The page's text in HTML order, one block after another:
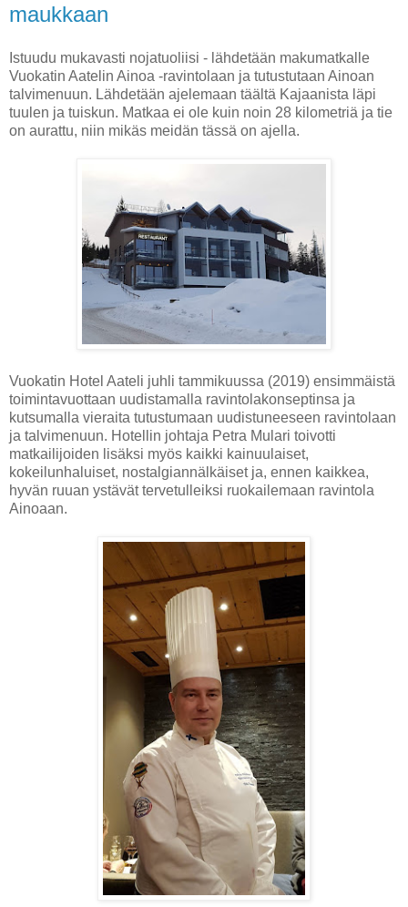
maukkaan
Istuudu mukavasti nojatuoliisi - lähdetään makumatkalle
Vuokatin Aatelin Ainoa -ravintolaan ja tutustutaan Ainoan
talvimenuun. Lähdetään ajelemaan täältä Kajaanista läpi
tuulen ja tuiskun. Matkaa ei ole kuin noin 28 kilometriä ja tie
on aurattu, niin mikäs meidän tässä on ajella.
Vuokatin Hotel Aateli juhli tammikuussa (2019) ensimmäistä
toimintavuottaan uudistamalla ravintolakonseptinsa ja
kutsumalla vieraita tutustumaan uudistuneeseen ravintolaan
ja talvimenuun. Hotellin johtaja Petra Mulari toivotti
matkailijoiden lisäksi myös kaikki kainuulaiset,
kokeilunhaluiset, nostalgiannälkäiset ja, ennen kaikkea,
hyvän ruuan ystävät tervetulleiksi ruokailemaan ravintola
Ainoaan.